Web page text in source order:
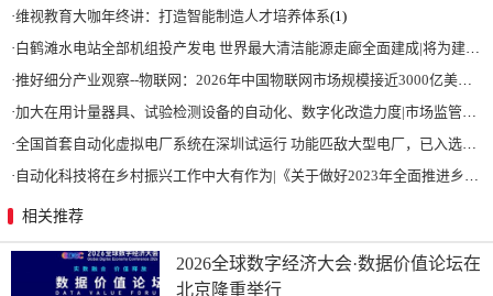
·维视教育大咖年终讲：打造智能制造人才培养体系(1)
·白鹤滩水电站全部机组投产发电 世界最大清洁能源走廊全面建成|将为建设新型能源体系、保障国家能源安全、实现“双碳”目标提供有力支撑
·推好细分产业观察--物联网：2026年中国物联网市场规模接近3000亿美元 智慧工厂、智慧城市、智慧电网等将占60%以上
·加大在用计量器具、试验检测设备的自动化、数字化改造力度|市场监管总局 工业和信息化部 关于促进企业计量能力提升的指导意见
·全国首套自动化虚拟电厂系统在深圳试运行 功能匹敌大型电厂，已入选国际典型案例
· 自动化科技将在乡村振兴工作中大有作为|《关于做好2023年全面推进乡村振兴重点工作的意见》发布
相关推荐
2026全球数字经济大会·数据价值论坛在
北京隆重举行